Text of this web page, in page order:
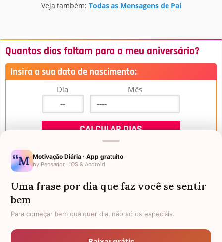
Veja também: Todas as Mensagens de Pai
Quantos dias faltam para o meu aniversário?
Insira a sua data de nascimento:
Dia Mês
Mensagens de Aniversário
FALTAM 3 DIAS PARA O MEU
ANIVERSÁRIO
Motivação Diária · App gratuito
by Pensador · iOS & Android
Uma frase por dia que faz você se sentir
bem
Para começar bem qualquer dia, não só os especiais.